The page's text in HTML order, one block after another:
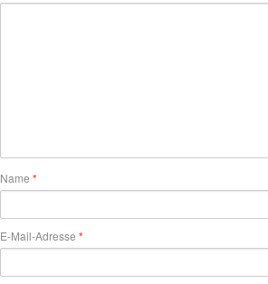
Name *
E-Mail-Adresse *